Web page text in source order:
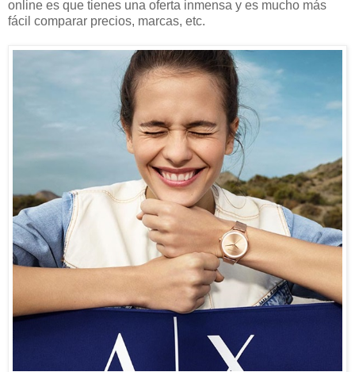
online es que tienes una oferta inmensa y es mucho más
fácil comparar precios, marcas, etc.